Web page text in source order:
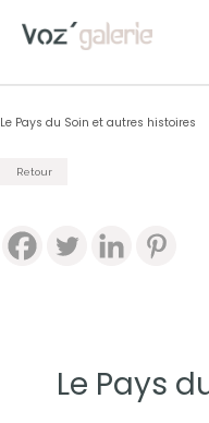
Le Pays du Soin et autres histoires
Retour
Le Pays